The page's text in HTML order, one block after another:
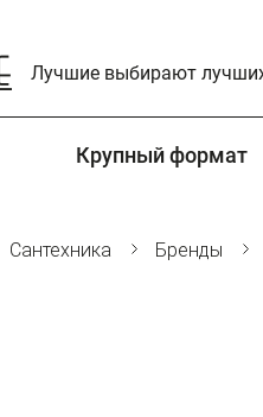
Лучшие выбирают
Крупный формат
Сантехника Бренды